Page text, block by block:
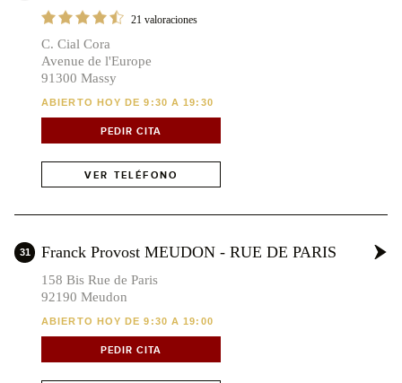
21 valoraciones
C. Cial Cora
Avenue de l'Europe
91300 Massy
ABIERTO HOY DE 9:30 A 19:30
PEDIR CITA
VER TELÉFONO
31 Franck Provost MEUDON - RUE DE PARIS
158 Bis Rue de Paris
92190 Meudon
ABIERTO HOY DE 9:30 A 19:00
PEDIR CITA